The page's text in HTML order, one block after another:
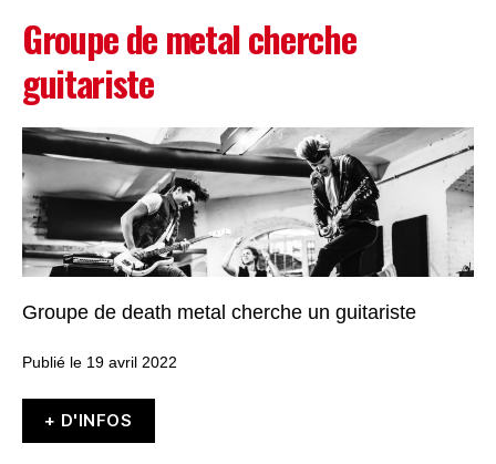
Groupe de metal cherche
guitariste
Groupe de death metal cherche un guitariste
Publié le 19 avril 2022
+ D'INFOS